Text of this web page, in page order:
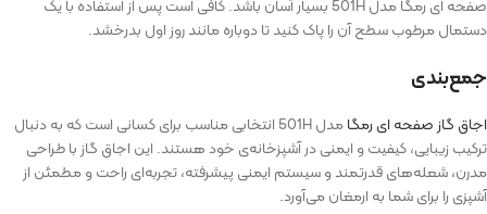
صفحه ای رمگا مدل 501H بسیار آسان باشد. کافی است پس از استفاده با یک
دستمال مرطوب سطح آن را پاک کنید تا دوباره مانند روز اول بدرخشد.
جمع‌بندی
اجاق گاز صفحه ای رمگا
مدل 501H انتخابی مناسب برای کسانی است که به دنبال
ترکیب زیبایی، کیفیت و ایمنی در آشپزخانه‌ی خود هستند. این اجاق‌ گاز با طراحی
مدرن، شعله‌های قدرتمند و سیستم ایمنی پیشرفته، تجربه‌ای راحت و مطمئن از
آشپزی را برای شما به ارمغان می‌آورد.